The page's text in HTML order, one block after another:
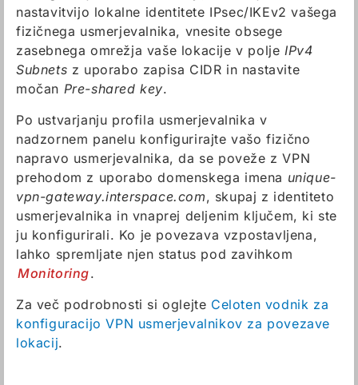
nastavitvijo lokalne identitete IPsec/IKEv2 vašega
fizičnega usmerjevalnika, vnesite obsege
zasebnega omrežja vaše lokacije v poljeIPv4
Subnets z uporabo zapisa CIDR in nastavite
močan Pre-shared key.
Po ustvarjanju profila usmerjevalnika v
nadzornem panelu konfigurirajte vašo fizično
napravo usmerjevalnika, da se poveže z VPN
prehodom z uporabo domenskega imena unique-
vpn-gateway.interspace.com, skupaj z identiteto
usmerjevalnika in vnaprej deljenim ključem, ki ste
ju konfigurirali. Ko je povezava vzpostavljena,
lahko spremljate njen status pod zavihkom
Monitoring.
Za več podrobnosti si oglejte Celoten vodnik za
konfiguracijo VPN usmerjevalnikov za povezave
lokacij.